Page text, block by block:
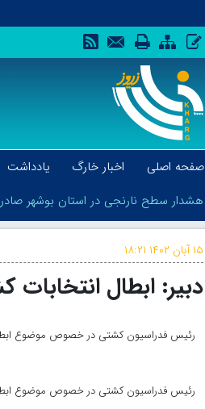
صفحه اصلی اخبار خارگ یادداشت
هشدار سطح نارنجی در استان بوشهر
هشدار سطح نارنجی در استان بوشهر صادر
۱۵ آبان ۱۴۰۲ ۱۸:۲۱
دبیر: ابطال
رئیس فدراسیون کشتی در خصوص موضوع ابطال
رئیس فدراسیون کشتی در خصوص موضوع ابطال